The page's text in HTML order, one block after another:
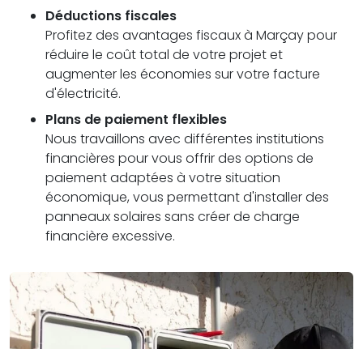
Déductions fiscales
Profitez des avantages fiscaux à Marçay pour
réduire le coût total de votre projet et
augmenter les économies sur votre facture
d'électricité.
Plans de paiement flexibles
Nous travaillons avec différentes institutions
financières pour vous offrir des options de
paiement adaptées à votre situation
économique, vous permettant d'installer des
panneaux solaires sans créer de charge
financière excessive.